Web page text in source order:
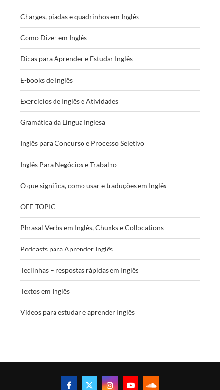
Charges, piadas e quadrinhos em Inglês
Como Dizer em Inglês
Dicas para Aprender e Estudar Inglês
E-books de Inglês
Exercícios de Inglês e Atividades
Gramática da Língua Inglesa
Inglês para Concurso e Processo Seletivo
Inglês Para Negócios e Trabalho
O que significa, como usar e traduções em Inglês
OFF-TOPIC
Phrasal Verbs em Inglês, Chunks e Collocations
Podcasts para Aprender Inglês
Teclinhas – respostas rápidas em Inglês
Textos em Inglês
Vídeos para estudar e aprender Inglês